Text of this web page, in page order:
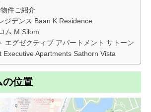
件ご紹介
ジデンス Baan K Residence
ム M Silom
エグゼクティブ アパートメント サトーン
Executive Apartments Sathorn Vista
の位置